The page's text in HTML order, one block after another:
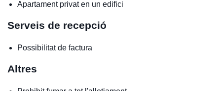
Apartament privat en un edifici
Serveis de recepció
Possibilitat de factura
Altres